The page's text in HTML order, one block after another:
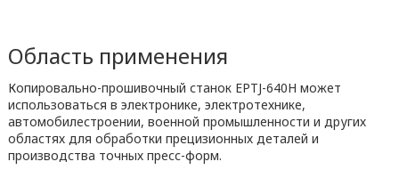
Область применения
Копировально-прошивочный станок EPTJ-640H может
использоваться в электронике, электротехнике,
автомобилестроении, военной промышленности и других
областях для обработки прецизионных деталей и
производства точных пресс-форм.